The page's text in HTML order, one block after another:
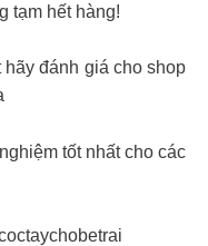
tạm hết hàng!
đánh giá cho shop
tốt nhất cho các